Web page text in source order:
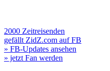
2000 Zeitreisenden
gefällt ZidZ.com auf FB
» FB-Updates ansehen
» jetzt Fan werden